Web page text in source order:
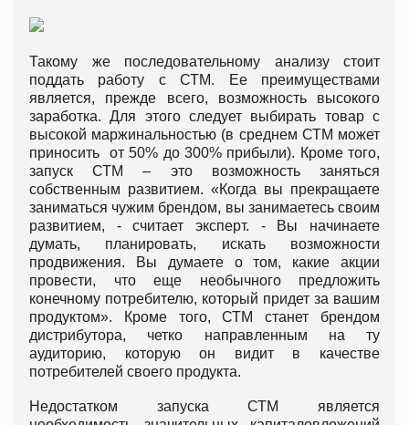
Такому же последовательному анализу стоит
поддать работу с СТМ. Ее преимуществами
является, прежде всего, возможность высокого
заработка. Для этого следует выбирать товар с
высокой маржинальностью (в среднем СТМ может
приносить от 50% до 300% прибыли). Кроме того,
запуск СТМ – это возможность заняться
собственным развитием. «Когда вы прекращаете
заниматься чужим брендом, вы занимаетесь своим
развитием, - считает эксперт. - Вы начинаете
думать, планировать, искать возможности
продвижения. Вы думаете о том, какие акции
провести, что еще необычного предложить
конечному потребителю, который придет за вашим
продуктом». Кроме того, СТМ станет брендом
дистрибутора, четко направленным на ту
аудиторию, которую он видит в качестве
потребителей своего продукта.
Недостатком запуска СТМ является